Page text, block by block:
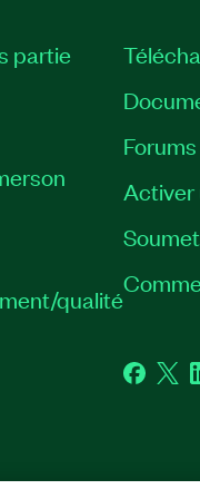
partie
qualité
Activer